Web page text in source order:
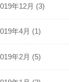
年12月 (3)
年4月 (1)
年2月 (5)